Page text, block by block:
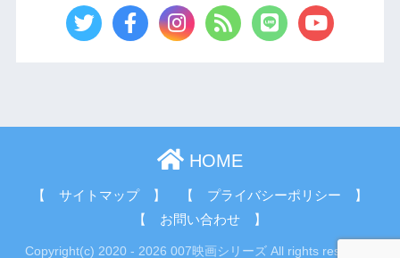
HOME
【 サイトマップ 】
【 プライバシーポリシー 】
【 お問い合わせ 】
Copyright(c) 2020 - 2026 007映画シリーズ All rights reserved.